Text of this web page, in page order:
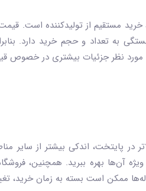
لوله پنج‌لایه ۲۰ میلی متری نیوپایپ، خرید
از تولیدکننده معمولاً بستگی به تعداد و
مورد نظر جزئیات بیشتری در خصوص
آن‌ها بهره ببرید. همچنین،
ممکن است بسته به زمان خرید،